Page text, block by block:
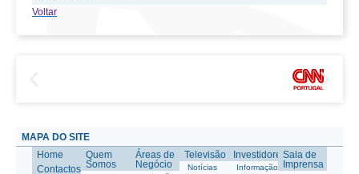
Voltar
MAPA DO SITE
Home
Contactos
Quem
Somos
Áreas de
Negócio
Televisão
Notícias
Investidores
Informação
Sala de
Imprensa